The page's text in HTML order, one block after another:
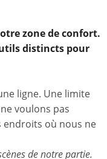
zone de confort.
distincts pour
ligne. Une limite
voulons pas
endroits où nous ne
de notre partie.